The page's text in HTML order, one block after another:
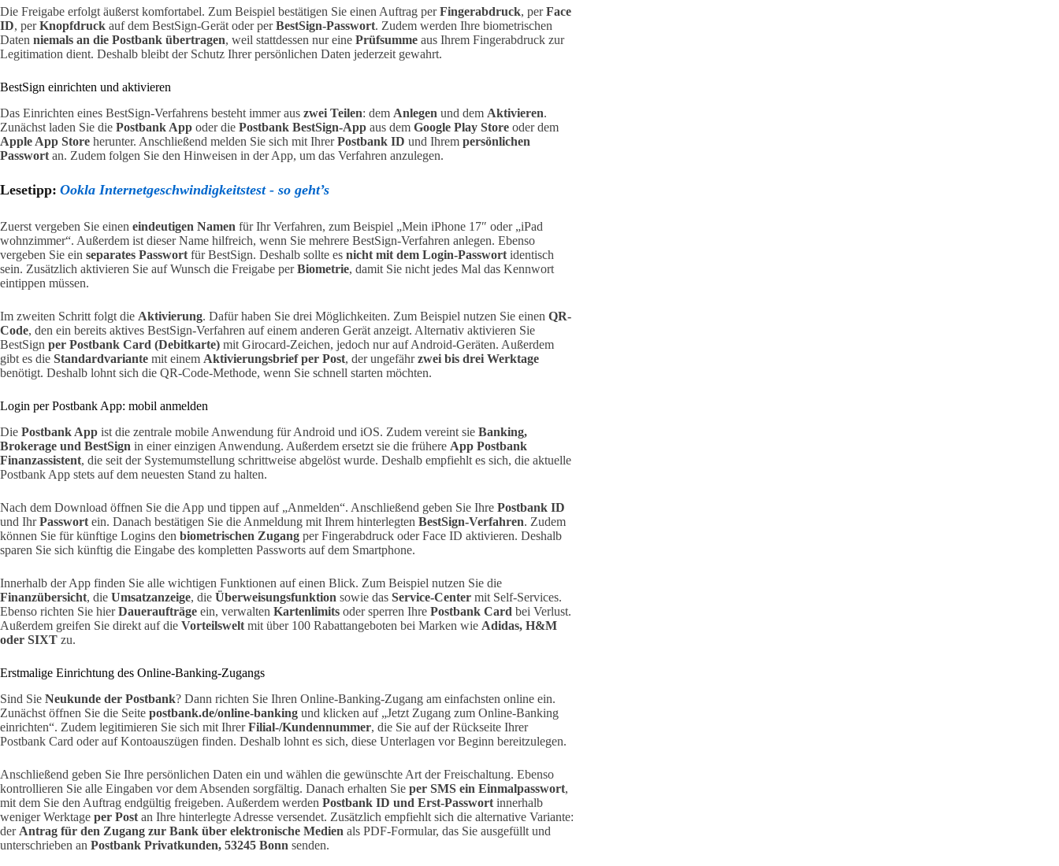
Die Freigabe erfolgt äußerst komfortabel. Zum Beispiel bestätigen Sie einen Auftrag perFingerabdruck, perFace
ID, perKnopfdruck auf dem BestSign-Gerät oder perBestSign-Passwort. Zudem werden Ihre biometrischen
Daten niemals an die Postbank übertragen, weil stattdessen nur eine Prüfsumme aus Ihrem Fingerabdruck zur
Legitimation dient. Deshalb bleibt der Schutz Ihrer persönlichen Daten jederzeit gewahrt.
BestSign einrichten und aktivieren
Das Einrichten eines BestSign-Verfahrens besteht immer aus zwei Teilen: dem Anlegen und dem Aktivieren.
Zunächst laden Sie die Postbank App oder die Postbank BestSign-App aus dem Google Play Store oder dem
Apple App Store herunter. Anschließend melden Sie sich mit IhrerPostbank ID und Ihrem persönlichen
Passwort an. Zudem folgen Sie den Hinweisen in der App, um das Verfahren anzulegen.
Lesetipp: Ookla Internetgeschwindigkeitstest - so geht’s
Zuerst vergeben Sie einen eindeutigen Namen für Ihr Verfahren, zum Beispiel „Mein iPhone 17″ oder „iPad
wohnzimmer“. Außerdem ist dieser Name hilfreich, wenn Sie mehrere BestSign-Verfahren anlegen. Ebenso
vergeben Sie ein separates Passwort für BestSign. Deshalb sollte es nicht mit dem Login-Passwort identisch
sein. Zusätzlich aktivieren Sie auf Wunsch die Freigabe perBiometrie, damit Sie nicht jedes Mal das Kennwort
eintippen müssen.
Im zweiten Schritt folgt die Aktivierung. Dafür haben Sie drei Möglichkeiten. Zum Beispiel nutzen Sie einen QR-
Code, den ein bereits aktives BestSign-Verfahren auf einem anderen Gerät anzeigt. Alternativ aktivieren Sie
BestSign per Postbank Card (Debitkarte) mit Girocard-Zeichen, jedoch nur auf Android-Geräten. Außerdem
gibt es die Standardvariante mit einem Aktivierungsbrief per Post, der ungefährzwei bis drei Werktage
benötigt. Deshalb lohnt sich die QR-Code-Methode, wenn Sie schnell starten möchten.
Login per Postbank App: mobil anmelden
Die Postbank App ist die zentrale mobile Anwendung für Android und iOS. Zudem vereint sie Banking,
Brokerage und BestSign in einer einzigen Anwendung. Außerdem ersetzt sie die frühere App Postbank
Finanzassistent, die seit der Systemumstellung schrittweise abgelöst wurde. Deshalb empfiehlt es sich, die aktuelle
Postbank App stets auf dem neuesten Stand zu halten.
Nach dem Download öffnen Sie die App und tippen auf „Anmelden“. Anschließend geben Sie Ihre Postbank ID
und IhrPasswort ein. Danach bestätigen Sie die Anmeldung mit Ihrem hinterlegten BestSign-Verfahren. Zudem
können Sie für künftige Logins den biometrischen Zugang per Fingerabdruck oder Face ID aktivieren. Deshalb
sparen Sie sich künftig die Eingabe des kompletten Passworts auf dem Smartphone.
Innerhalb der App finden Sie alle wichtigen Funktionen auf einen Blick. Zum Beispiel nutzen Sie die
Finanzübersicht, die Umsatzanzeige, die Überweisungsfunktion sowie das Service-Center mit Self-Services.
Ebenso richten Sie hierDaueraufträge ein, verwalten Kartenlimits oder sperren Ihre Postbank Card bei Verlust.
Außerdem greifen Sie direkt auf die Vorteilswelt mit über 100 Rabattangeboten bei Marken wie Adidas, H&M
oder SIXT zu.
Erstmalige Einrichtung des Online-Banking-Zugangs
Sind Sie Neukunde der Postbank? Dann richten Sie Ihren Online-Banking-Zugang am einfachsten online ein.
Zunächst öffnen Sie die Seite postbank.de/online-banking und klicken auf „Jetzt Zugang zum Online-Banking
einrichten“. Zudem legitimieren Sie sich mit IhrerFilial-/Kundennummer, die Sie auf der Rückseite Ihrer
Postbank Card oder auf Kontoauszügen finden. Deshalb lohnt es sich, diese Unterlagen vor Beginn bereitzulegen.
Anschließend geben Sie Ihre persönlichen Daten ein und wählen die gewünschte Art der Freischaltung. Ebenso
kontrollieren Sie alle Eingaben vor dem Absenden sorgfältig. Danach erhalten Sie per SMS ein Einmalpasswort,
mit dem Sie den Auftrag endgültig freigeben. Außerdem werden Postbank ID und Erst-Passwort innerhalb
weniger Werktage per Post an Ihre hinterlegte Adresse versendet. Zusätzlich empfiehlt sich die alternative Variante:
der Antrag für den Zugang zur Bank über elektronische Medien als PDF-Formular, das Sie ausgefüllt und
unterschrieben an Postbank Privatkunden, 53245 Bonn senden.